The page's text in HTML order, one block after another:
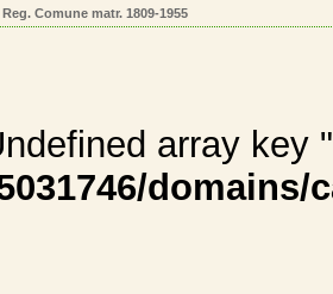
Reg. Comune matr. 1809-1955
array key